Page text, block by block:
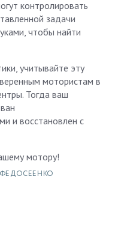
контролировать
задачи
чтобы найти
учитывайте эту
мотористам в
Тогда ваш
и восстановлен с
мотору!